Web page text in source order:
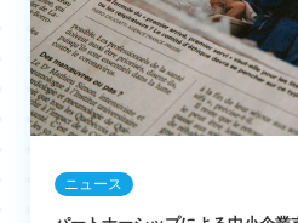
ニュース